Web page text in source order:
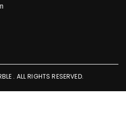
. ALL RIGHTS RESERVED.